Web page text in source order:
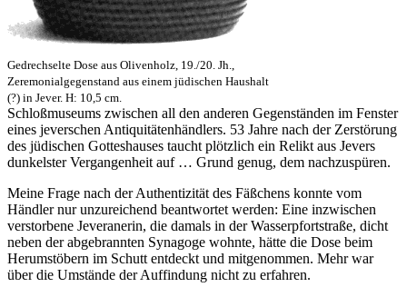
Gedrechselte Dose aus Olivenholz, 19./20. Jh.,
Zeremonialgegenstand aus einem jüdischen Haushalt
(?) in Jever. H: 10,5 cm.
Schloßmuseums zwischen all den anderen Gegenständen im Fenster
eines jeverschen Antiquitätenhändlers. 53 Jahre nach der Zerstörung
des jüdischen Gotteshauses taucht plötzlich ein Relikt aus Jevers
dunkelster Vergangenheit auf … Grund genug, dem nachzuspüren.
Meine Frage nach der Authentizität des Fäßchens konnte vom
Händler nur unzureichend beantwortet werden: Eine inzwischen
verstorbene Jeveranerin, die damals in der Wasserpfortstraße, dicht
neben der abgebrannten Synagoge wohnte, hätte die Dose beim
Herumstöbern im Schutt entdeckt und mitgenommen. Mehr war
über die Umstände der Auffindung nicht zu erfahren.